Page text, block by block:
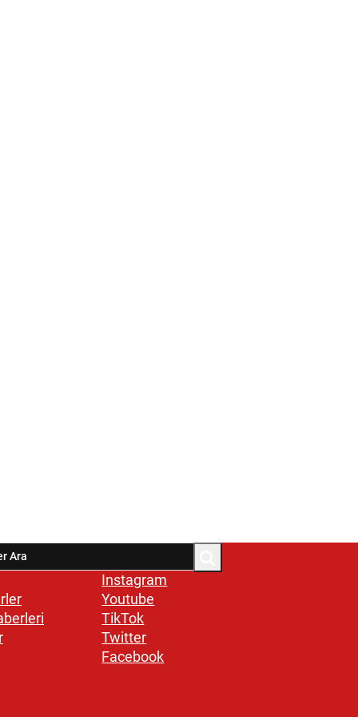
Instagram
Youtube
TikTok
Twitter
Facebook